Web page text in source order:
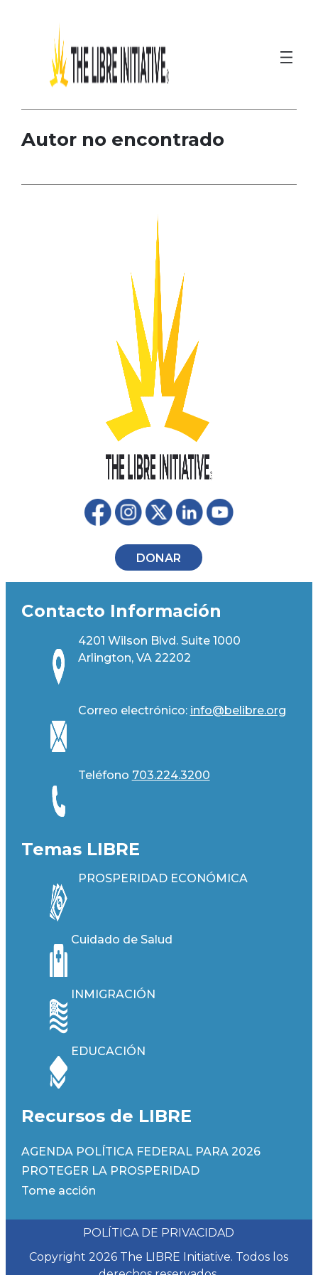
contenido
Autor no encontrado
DONAR
Contacto Información
4201 Wilson Blvd. Suite 1000
Arlington, VA 22202
Correo electrónico: info@belibre.org
Teléfono 703.224.3200
Temas LIBRE
PROSPERIDAD ECONÓMICA
Cuidado de Salud
INMIGRACIÓN
EDUCACIÓN
Recursos de LIBRE
AGENDA POLÍTICA FEDERAL PARA 2026
PROTEGER LA PROSPERIDAD
Tome acción
Copyright 2026 The LIBRE Initiative. Todos los
POLÍTICA DE PRIVACIDAD